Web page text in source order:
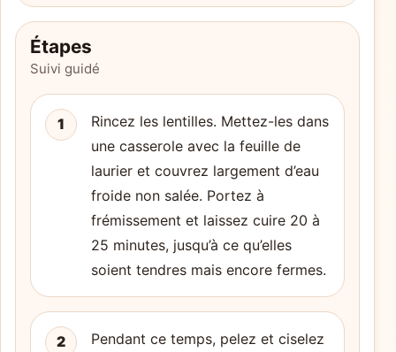
Étapes
Suivi guidé
1
Rincez les lentilles. Mettez-les dans
une casserole avec la feuille de
laurier et couvrez largement d’eau
froide non salée. Portez à
frémissement et laissez cuire 20 à
25 minutes, jusqu’à ce qu’elles
soient tendres mais encore fermes.
2
Pendant ce temps, pelez et ciselez